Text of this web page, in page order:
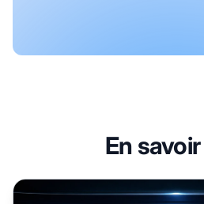
En
Intégration de l'IA avec Post